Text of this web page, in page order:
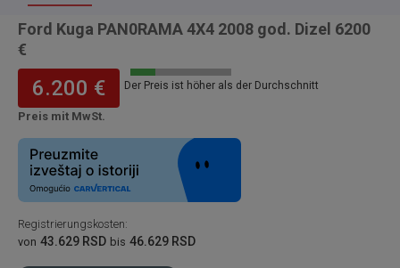
Ford Kuga PAN0RAMA 4X4 2008 god. Dizel 6200
€
6.200 €
Preis mit MwSt.
Der Preis ist höher als der Durchschnitt
Registrierungskosten:
von 43.629 RSD bis 46.629 RSD